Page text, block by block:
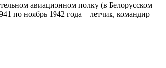
авиационном полку (в Белорусском
по ноябрь 1942 года – летчик, командир